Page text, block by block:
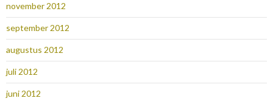
november 2012
september 2012
augustus 2012
juli 2012
juni 2012